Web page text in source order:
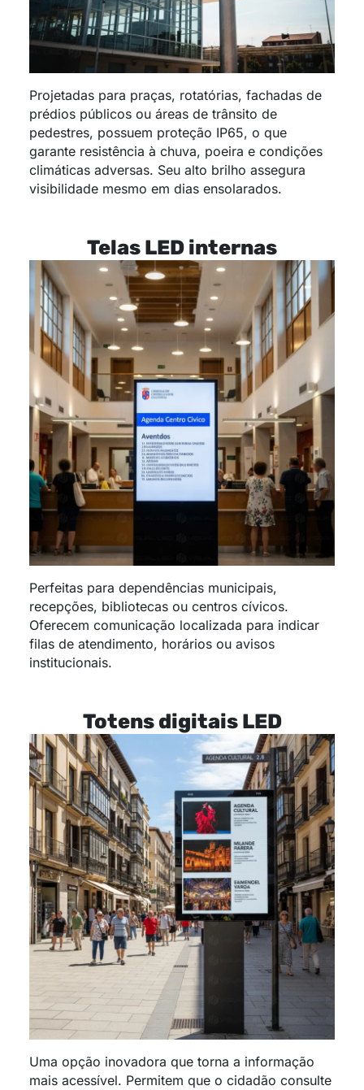
Projetadas para praças, rotatórias, fachadas de
prédios públicos ou áreas de trânsito de
pedestres, possuem proteção IP65, o que
garante resistência à chuva, poeira e condições
climáticas adversas. Seu alto brilho assegura
visibilidade mesmo em dias ensolarados.
Telas LED internas
Perfeitas para dependências municipais,
recepções, bibliotecas ou centros cívicos.
Oferecem comunicação localizada para indicar
filas de atendimento, horários ou avisos
institucionais.
Totens digitais LED
Uma opção inovadora que torna a informação
mais acessível. Permitem que o cidadão consulte